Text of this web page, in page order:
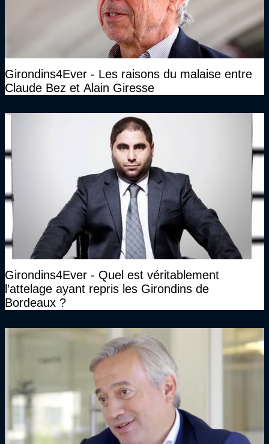
Girondins4Ever - Les raisons du malaise entre
Claude Bez et Alain Giresse
Girondins4Ever - Quel est véritablement
l’attelage ayant repris les Girondins de
Bordeaux ?